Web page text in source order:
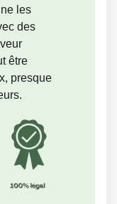
les
des
être
presque